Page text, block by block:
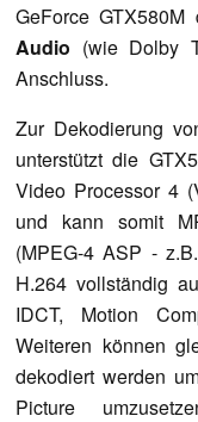
GeForce
Audio (wie Dolby
Anschluss.
Zur Dekodierung
unterstützt die
Video Processor 4
und kann somit
(MPEG-4 ASP -
H.264 vollständig
IDCT, Motion
Weiteren können
dekodiert werden
Picture